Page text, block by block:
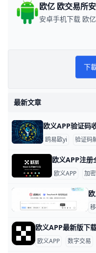
欧亿 欧交易所
欧交易所 下
最新文章
鸥易歐yi 验证码
欧义APP 加
欧义APP 数字交易